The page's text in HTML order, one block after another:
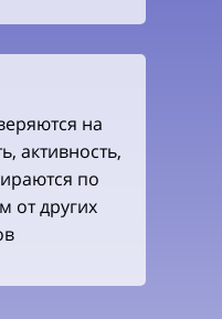
на
активность,
по
от других